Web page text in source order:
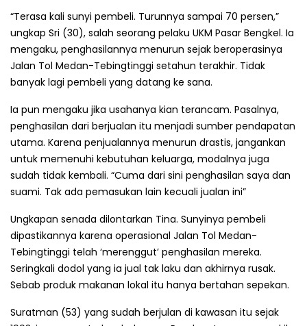
“Terasa kali sunyi pembeli. Turunnya sampai 70 persen,”
ungkap Sri (30), salah seorang pelaku UKM Pasar Bengkel. Ia
mengaku, penghasilannya menurun sejak beroperasinya
Jalan Tol Medan-Tebingtinggi setahun terakhir. Tidak
banyak lagi pembeli yang datang ke sana.
Ia pun mengaku jika usahanya kian terancam. Pasalnya,
penghasilan dari berjualan itu menjadi sumber pendapatan
utama. Karena penjualannya menurun drastis, jangankan
untuk memenuhi kebutuhan keluarga, modalnya juga
sudah tidak kembali. “Cuma dari sini penghasilan saya dan
suami. Tak ada pemasukan lain kecuali jualan ini”
Ungkapan senada dilontarkan Tina. Sunyinya pembeli
dipastikannya karena operasional Jalan Tol Medan-
Tebingtinggi telah ‘merenggut’ penghasilan mereka.
Seringkali dodol yang ia jual tak laku dan akhirnya rusak.
Sebab produk makanan lokal itu hanya bertahan sepekan.
Suratman (53) yang sudah berjulan di kawasan itu sejak